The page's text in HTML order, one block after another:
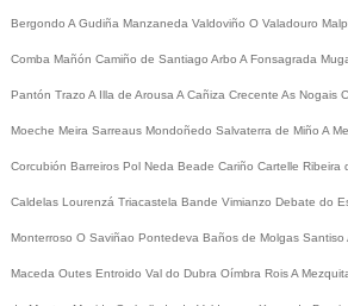
Bergondo A Gudiña Manzaneda Valdoviño O Valadouro
Comba Mañón Camiño de Santiago Arbo A Fonsagrada
Pantón Trazo A Illa de Arousa A Cañiza Crecente As Nogais
Moeche Meira Sarreaus Mondoñedo Salvaterra de Miño A
Corcubión Barreiros Pol Neda Beade Cariño Cartelle Ribeira
Caldelas Lourenzá Triacastela Bande Vimianzo Debate do
Monterroso O Saviñao Pontedeva Baños de Molgas Santiso
Maceda Outes Entroido Val do Dubra Oímbra RoisA